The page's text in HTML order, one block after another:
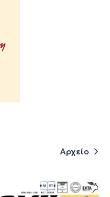
Αρχείο